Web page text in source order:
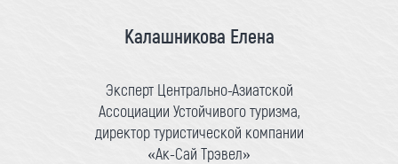
Калашникова Елена
Эксперт Центрально-Азиатской
Ассоциации Устойчивого туризма,
директор туристической компании
«Ак-Сай Трэвел»